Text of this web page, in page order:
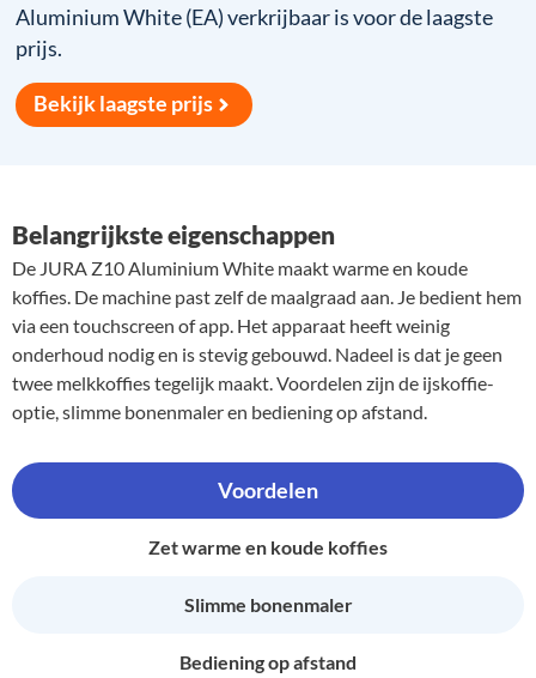
Aluminium White (EA) verkrijbaar is voor de laagste
prijs.
Bekijk laagste prijs
Belangrijkste eigenschappen
De JURA Z10 Aluminium White maakt warme en koude
koffies. De machine past zelf de maalgraad aan. Je bedient hem
via een touchscreen of app. Het apparaat heeft weinig
onderhoud nodig en is stevig gebouwd. Nadeel is dat je geen
twee melkkoffies tegelijk maakt. Voordelen zijn de ijskoffie-
optie, slimme bonenmaler en bediening op afstand.
Voordelen
Zet warme en koude koffies
Slimme bonenmaler
Bediening op afstand